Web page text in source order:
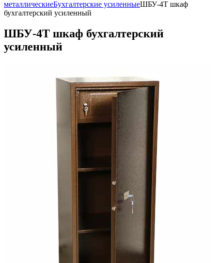
металлическиеБухгалтерские усиленныеШБУ-4Т шкаф
бухгалтерский усиленный
ШБУ-4Т шкаф бухгалтерский
усиленный